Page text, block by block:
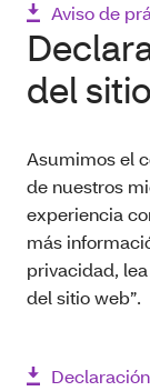
Aviso de
del
Asumimos el
de nuestros
experiencia
más
privacidad,
del sitio web”.